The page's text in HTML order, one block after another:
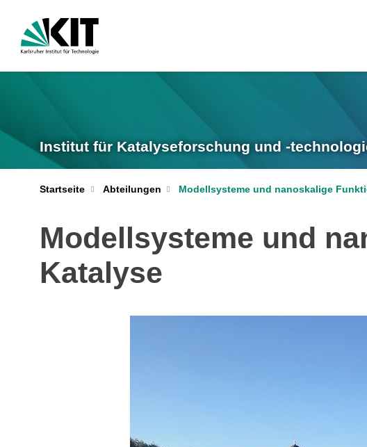
Institut für Katalyseforschung und -
Startseite Abteilungen Modellsysteme und nanoskalige
Modellsysteme und
Katalyse